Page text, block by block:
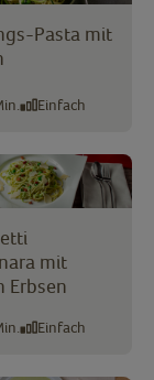
Pasta mit
Einfach
mit
Erbsen
Einfach